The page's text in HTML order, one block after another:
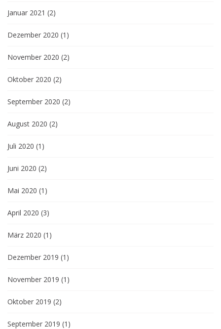
Januar 2021 (2)
Dezember 2020 (1)
November 2020 (2)
Oktober 2020 (2)
September 2020 (2)
August 2020 (2)
Juli 2020 (1)
Juni 2020 (2)
Mai 2020 (1)
April 2020 (3)
März 2020 (1)
Dezember 2019 (1)
November 2019 (1)
Oktober 2019 (2)
September 2019 (1)